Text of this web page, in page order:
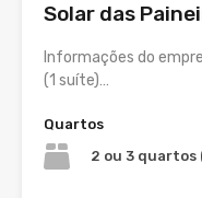
Solar das
Informações do
(1 suíte)…
Quartos
2 ou 3 quartos